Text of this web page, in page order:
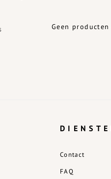
Geen
Contact
FAQ